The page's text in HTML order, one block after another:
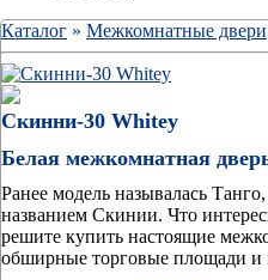
Каталог » Межкомнатные двери
Скинни-30 Whitey
Белая межкомнатная
Ранее модель называлась
названием Скинии. Что
решите купить настоящие
обширные торговые площади и